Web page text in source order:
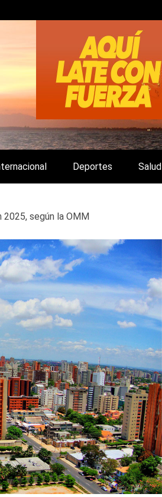
GENERAL.
Deportes Salud
según la OMM